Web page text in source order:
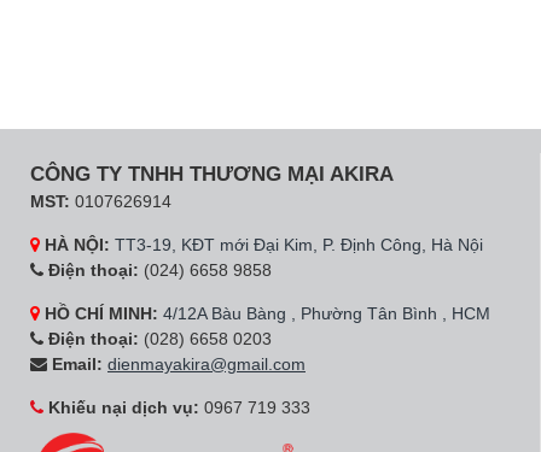
CÔNG TY TNHH THƯƠNG MẠI AKIRA
MST: 0107626914
HÀ NỘI: TT3-19, KĐT mới Đại Kim, P. Định Công, Hà Nội
Điện thoại: (024) 6658 9858
HỒ CHÍ MINH: 4/12A Bàu Bàng , Phường Tân Bình , HCM
Điện thoại: (028) 6658 0203
Email: dienmayakira@gmail.com
Khiếu nại dịch vụ: 0967 719 333